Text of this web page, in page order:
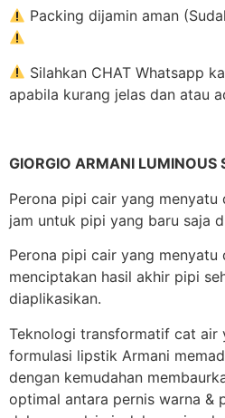
Packing dijamin aman
Silahkan CHAT Whatsapp
apabila kurang jelas dan atau
GIORGIO ARMANI LUMINOUS
Perona pipi cair yang menyatu
jam untuk pipi yang baru saja
Perona pipi cair yang menyatu
menciptakan hasil akhir pipi
diaplikasikan.
Teknologi transformatif cat air
formulasi lipstik Armani
dengan kemudahan
optimal antara pernis warna &